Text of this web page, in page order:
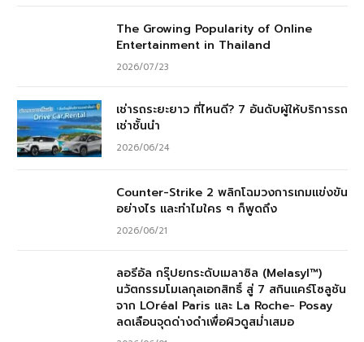
The Growing Popularity of Online
Entertainment in Thailand
2026/07/23
เช่ารถระยะยาว ที่ไหนดี? 7 อันดับผู้ให้บริการรถ
เช่าชั้นนำ
2026/06/24
Counter-Strike 2 พลิกโฉมวงการเกมแข่งขัน
อย่างไร และทำไมใคร ๆ ก็พูดถึง
2026/06/21
ลอรีอัล กรุ๊ปยกระดับเมลาซิล (Melasyl™)
นวัตกรรมโมเลกุลเอกสิทธิ์ สู่ 7 สกินแคร์โซลูชัน
จาก LOréal Paris และ La Roche- Posay
ลดเลือนจุดด่างดำเพื่อผิวดูสม่ำเสมอ